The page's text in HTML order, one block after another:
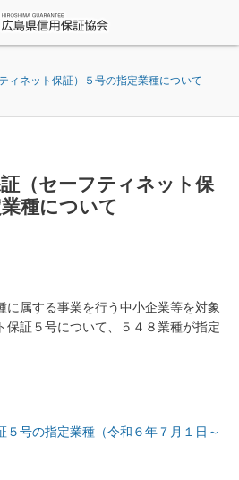
ィネット保証）５号の指定業種について
（セーフティネット保
種について
に属する事業を行う中小企業等を対象
保証５号について、５４８業種が指定
５号の指定業種（令和６年７月１日～